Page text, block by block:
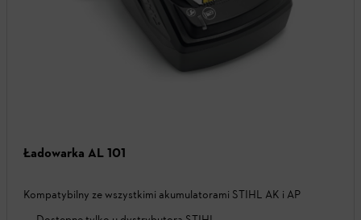
Ładowarka AL 101
Kompatybilny ze wszystkimi akumulatorami STIHL AK i AP